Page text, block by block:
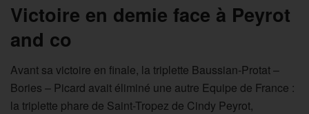
Victoire en demie face à Peyrot
and co
Avant sa victoire en finale, la triplette Baussian-Protat –
Bories – Picard avait éliminé une autre Equipe de France :
la triplette phare de Saint-Tropez de Cindy Peyrot,